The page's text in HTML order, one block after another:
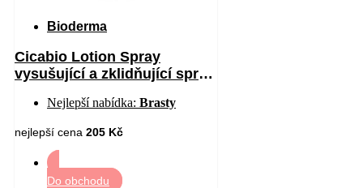
Bioderma
Cicabio Lotion Spray
vysušující a zklidňující sprej
Nejlepší nabídka: Brasty
nejlepší cena 205 Kč
Do obchodu